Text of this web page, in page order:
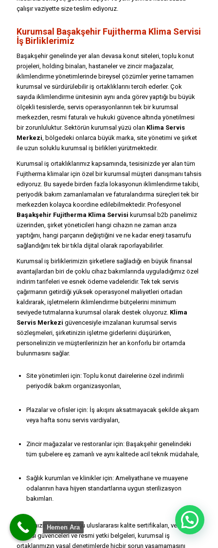
çalışır vaziyette size teslim ediyoruz.
Kurumsal Başakşehir Fujitherma Klima Servisi
İş Birliklerimiz
Başakşehir genelinde yer alan devasa konut siteleri, toplu konut
projeleri, holding binaları, hastaneler ve zincir mağazalar,
iklimlendirme yönetimlerinde bireysel çözümler yerine tamamen
kurumsal ve sürdürülebilir iş ortaklıklarını tercih ederler. Çok
sayıda iklimlendirme ünitesinin aynı anda görev yaptığı bu büyük
ölçekli tesislerde, servis operasyonlarının tek bir kurumsal
merkezden, resmi faturalı ve hukuki güvence altında yönetilmesi
bir zorunluluktur. Sektörün kurumsal yüzü olan Klima Servis
Merkezi , bölgedeki onlarca büyük marka, site yönetimi ve şirket
ile uzun soluklu kurumsal iş birlikleri yürütmektedir.
Kurumsal iş ortaklıklarımız kapsamında, tesisinizde yer alan tüm
Fujitherma klimalar için özel bir kurumsal müşteri danışmanı tahsis
ediyoruz. Bu sayede birden fazla lokasyonun iklimlendirme takibi,
periyodik bakım zamanlamaları ve faturalandırma süreçleri tek bir
merkezden kolayca koordine edilebilmektedir. Profesyonel
Başakşehir Fujitherma Klima Servisi kurumsal b2b panelimiz
üzerinden, şirket yöneticileri hangi cihazın ne zaman arıza
yaptığını, hangi parçanın değiştiğini ve ne kadar enerji tasarrufu
sağlandığını tek bir tıkla dijital olarak raporlayabilirler.
Kurumsal iş birliklerimizin şirketlere sağladığı en büyük finansal
avantajlardan biri de çoklu cihaz bakımlarında uyguladığımız özel
indirim tarifeleri ve esnek ödeme vadeleridir. Tek tek servis
çağırmanın getirdiği yüksek operasyonel maliyetleri ortadan
kaldırarak, işletmelerin iklimlendirme bütçelerini minimum
seviyede tutmalarına kurumsal olarak destek oluyoruz. Klima
Servis Merkezi güvencesiyle imzalanan kurumsal servis
sözleşmeleri, şirketinizin işletme giderlerini düşürürken,
personelinizin ve müşterilerinizin her an konforlu bir ortamda
bulunmasını sağlar.
Site yönetimleri için: Toplu konut dairelerine özel indirimli
periyodik bakım organizasyonları,
Plazalar ve ofisler için: İş akışını aksatmayacak şekilde akşam
veya hafta sonu servis vardiyaları,
Zincir mağazalar ve restoranlar için: Başakşehir genelindeki
tüm şubelere eş zamanlı ve aynı kalitede acil teknik müdahale,
Sağlık kurumları ve klinikler için: Ameliyathane ve muayene
odalarının hava hijyen standartlarına uygun sterilizasyon
bakımları.
Firmamızın sahip olduğu uluslararası kalite sertifikaları, vergi
levhası güvenceleri ve resmi yetki belgeleri, kurumsal iş
ortaklarımızın yasal denetimlerde hiçbir sorun yaşamamasını
Hemen Ara